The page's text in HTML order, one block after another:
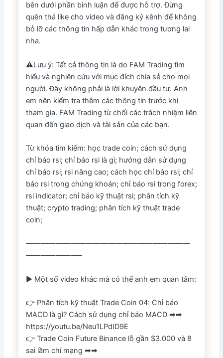
bên dưới phần bình luận để được hỗ trợ. Đừng
quên thả like cho video và đăng ký kênh để không
bỏ lỡ các thông tin hấp dẫn khác trong tương lai
nha.
⚠️Lưu ý: Tất cả thông tin là do FAM Trading tìm
hiểu và nghiên cứu với mục đích chia sẻ cho mọi
người. Đây không phải là lời khuyên đầu tư. Anh
em nên kiểm tra thêm các thông tin trước khi
tham gia. FAM Trading từ chối các trách nhiệm liên
quan đến giao dịch và tài sản của các bạn.
Từ khóa tìm kiếm: học trade coin; cách sử dụng
chỉ báo rsi; chỉ báo rsi là gì; hướng dẫn sử dụng
chỉ báo rsi; rsi nâng cao; cách học chỉ báo rsi; chỉ
báo rsi trong chứng khoán; chỉ báo rsi trong forex;
rsi indicator; chỉ báo kỹ thuật rsi; phân tích kỹ
thuật; crypto trading; phân tích kỹ thuật trade
coin;
——————————————————————
———————–
► Một số video khác mà có thể anh em quan tâm:
👉 Phân tích kỹ thuật Trade Coin 04: Chỉ báo
MACD là gì? Cách sử dụng chỉ báo MACD ➡➡
https://youtu.be/Neu1LPdID9E
👉 Trade Coin Future Binance lỗ gần $3.000 và 8
sai lầm chí mạng ➡➡